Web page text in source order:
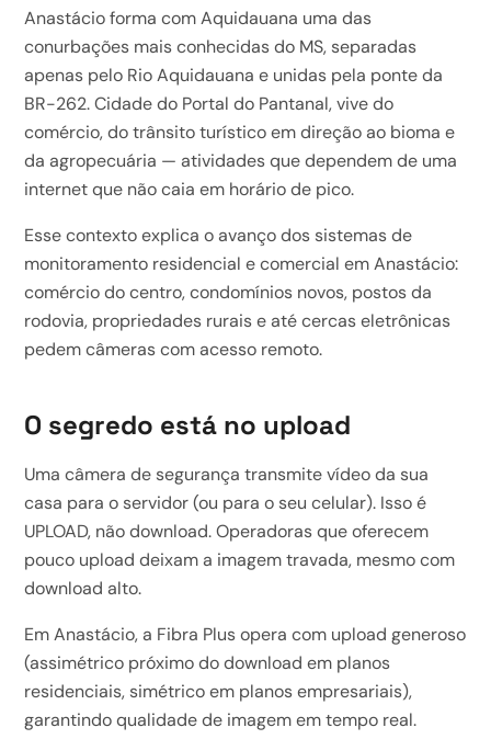
Anastácio forma com Aquidauana uma das
conurbações mais conhecidas do MS, separadas
apenas pelo Rio Aquidauana e unidas pela ponte da
BR-262. Cidade do Portal do Pantanal, vive do
comércio, do trânsito turístico em direção ao bioma e
da agropecuária — atividades que dependem de uma
internet que não caia em horário de pico.
Esse contexto explica o avanço dos sistemas de
monitoramento residencial e comercial em Anastácio:
comércio do centro, condomínios novos, postos da
rodovia, propriedades rurais e até cercas eletrônicas
pedem câmeras com acesso remoto.
O segredo está no upload
Uma câmera de segurança transmite vídeo da sua
casa para o servidor (ou para o seu celular). Isso é
UPLOAD, não download. Operadoras que oferecem
pouco upload deixam a imagem travada, mesmo com
download alto.
Em Anastácio, a Fibra Plus opera com upload generoso
(assimétrico próximo do download em planos
residenciais, simétrico em planos empresariais),
garantindo qualidade de imagem em tempo real.